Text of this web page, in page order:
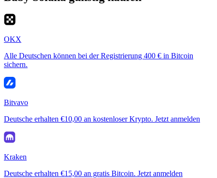
OKX
Alle Deutschen können bei der Registrierung 400 € in Bitcoin
sichern.
Bitvavo
Deutsche erhalten €10,00 an kostenloser Krypto. Jetzt anmelden
Kraken
Deutsche erhalten €15,00 an gratis Bitcoin. Jetzt anmelden